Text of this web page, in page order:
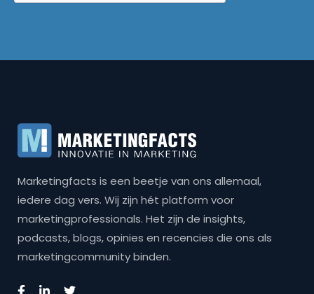
Marketingfacts is een beetje van ons allemaal,
iedere dag vers. Wij zijn hét platform voor
marketingprofessionals. Het zijn de insights,
podcasts, blogs, opinies en recencies die ons als
marketingcommunity binden.